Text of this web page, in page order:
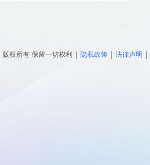
版权所有 保留一切权利 | 隐私政策 | 法律声明 |